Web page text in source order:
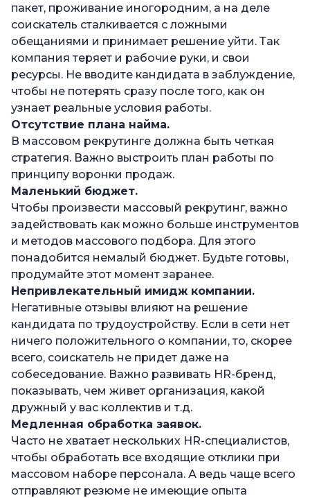
пакет, проживание иногородним, а на деле
соискатель сталкивается с ложными
обещаниями и принимает решение уйти. Так
компания теряет и рабочие руки, и свои
ресурсы. Не вводите кандидата в заблуждение,
чтобы не потерять сразу после того, как он
узнает реальные условия работы.
Отсутствие плана найма.
В массовом рекрутинге должна быть четкая
стратегия. Важно выстроить план работы по
принципу воронки продаж.
Маленький бюджет.
Чтобы произвести массовый рекрутинг, важно
задействовать как можно больше инструментов
и методов массового подбора. Для этого
понадобится немалый бюджет. Будьте готовы,
продумайте этот момент заранее.
Непривлекательный имидж компании.
Негативные отзывы влияют на решение
кандидата по трудоустройству. Если в сети нет
ничего положительного о компании, то, скорее
всего, соискатель не придет даже на
собеседование. Важно развивать HR-бренд,
показывать, чем живет организация, какой
дружный у вас коллектив и т.д.
Медленная обработка заявок.
Часто не хватает нескольких HR-специалистов,
чтобы обработать все входящие отклики при
массовом наборе персонала. А ведь чаще всего
отправляют резюме не имеющие опыта